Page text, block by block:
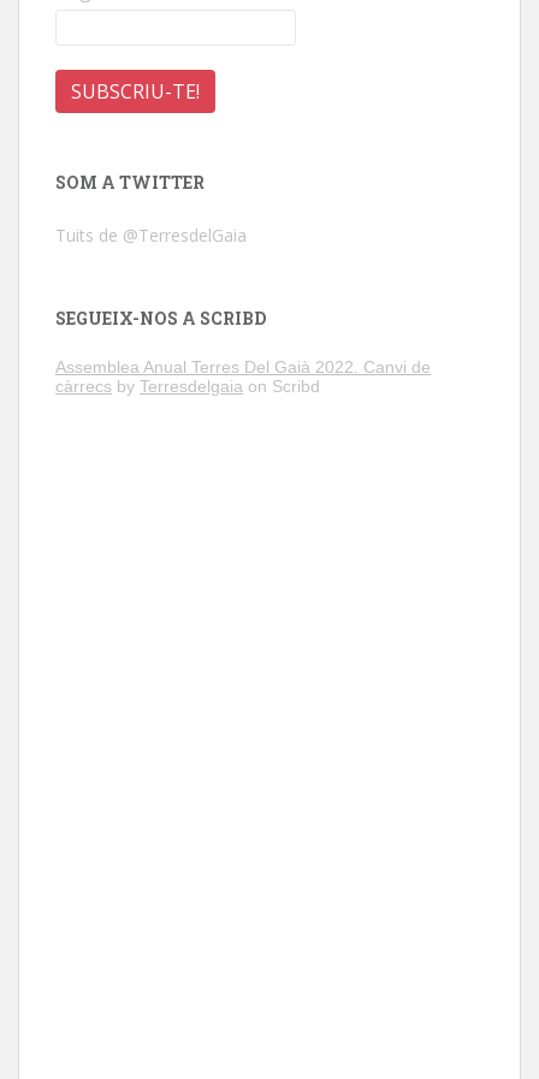
SOM A TWITTER
Tuits de @TerresdelGaia
SEGUEIX-NOS A SCRIBD
Assemblea Anual Terres Del Gaià 2022. Canvi de
càrrecs by Terresdelgaia on Scribd